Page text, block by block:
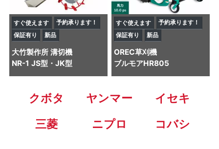
すぐ使えます
予約承ります！
保証有り
新品
大竹製作所 溝切機
NR-1 JS型・JK型
すぐ使えます
予約承ります！
保証有り
新品
OREC草刈機
ブルモアHR805
クボタ ヤンマー
イセキ
三菱
ニプロ コバシ